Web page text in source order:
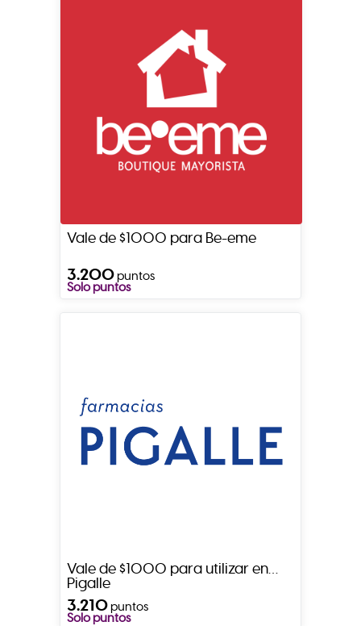
Vale de $1000 para Be-eme
3.200puntos
Solo puntos
Vale de $1000 para utilizar en
Pigalle
3.210puntos
Solo puntos